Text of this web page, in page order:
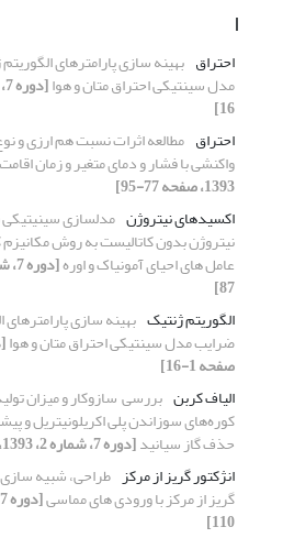
ا
احتراق بهینه سازی پارامترهای
مدل سینتیکی احتراق متان و هوا
16]
احتراق مطالعه اثرات نسبت هم­ ارزی و
واکنشی با فشار و دمای متغیر و زمان
1393، صفحه 77-95]
اکسیدهای نیتروژن مدل­سازی سینیتیکی
نیتروژن بدون کاتالیست به­ روش مکانیزم
عامل­ های احیای آمونیاک و اوره
87]
الگوریتم ژنتیک بهینه سازی
ضرایب مدل سینتیکی احتراق متان و هوا
صفحه 1-16]
الیاف کربن بررسی سازوکار و میزان
کوره‌های سوزاندن پلی اکریلونیتریل و
حذف گاز سیانید[دوره 7، شماره 2، 1393، صفحه 61-75]
انژکتور گریز از مرکز طراحی، شبیه
گریز از مرکز با ورودی­ های مماسی
110]